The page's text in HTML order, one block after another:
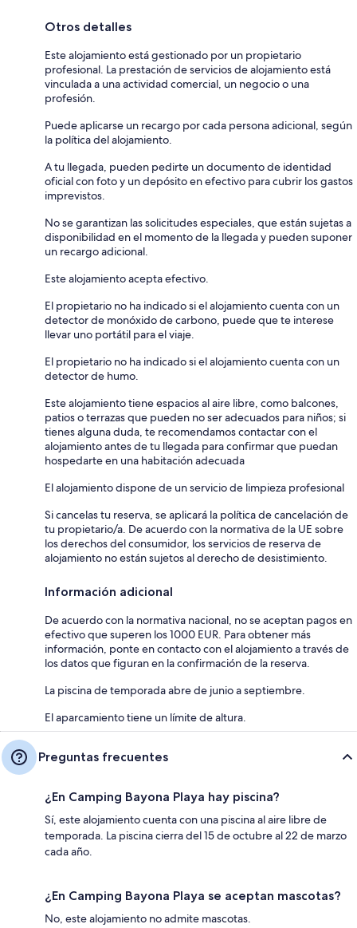
Otros detalles
Este alojamiento está gestionado por un propietario
profesional. La prestación de servicios de alojamiento está
vinculada a una actividad comercial, un negocio o una
profesión.
Puede aplicarse un recargo por cada persona adicional, según
la política del alojamiento.
A tu llegada, pueden pedirte un documento de identidad
oficial con foto y un depósito en efectivo para cubrir los gastos
imprevistos.
No se garantizan las solicitudes especiales, que están sujetas a
disponibilidad en el momento de la llegada y pueden suponer
un recargo adicional.
Este alojamiento acepta efectivo.
El propietario no ha indicado si el alojamiento cuenta con un
detector de monóxido de carbono, puede que te interese
llevar uno portátil para el viaje.
El propietario no ha indicado si el alojamiento cuenta con un
detector de humo.
Este alojamiento tiene espacios al aire libre, como balcones,
patios o terrazas que pueden no ser adecuados para niños; si
tienes alguna duda, te recomendamos contactar con el
alojamiento antes de tu llegada para confirmar que puedan
hospedarte en una habitación adecuada
El alojamiento dispone de un servicio de limpieza profesional
Si cancelas tu reserva, se aplicará la política de cancelación de
tu propietario/a. De acuerdo con la normativa de la UE sobre
los derechos del consumidor, los servicios de reserva de
alojamiento no están sujetos al derecho de desistimiento.
Información adicional
De acuerdo con la normativa nacional, no se aceptan pagos en
efectivo que superen los 1000 EUR. Para obtener más
información, ponte en contacto con el alojamiento a través de
los datos que figuran en la confirmación de la reserva.
La piscina de temporada abre de junio a septiembre.
El aparcamiento tiene un límite de altura.
Preguntas frecuentes
¿En Camping Bayona Playa hay piscina?
Sí, este alojamiento cuenta con una piscina al aire libre de
temporada. La piscina cierra del 15 de octubre al 22 de marzo
cada año.
¿En Camping Bayona Playa se aceptan mascotas?
No, este alojamiento no admite mascotas.